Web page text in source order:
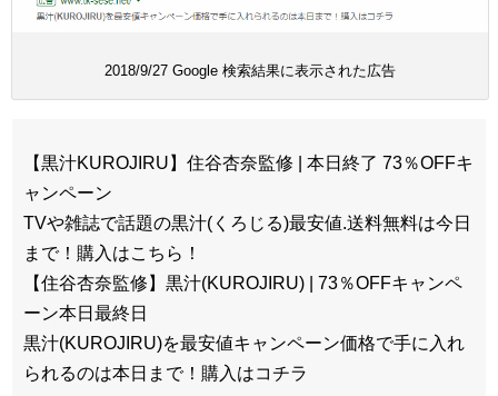
2018/9/27 Google 検索結果に表示された広告
【黒汁KUROJIRU】住谷杏奈監修 | 本日終了 73％OFFキ
ャンペーン‎
TVや雑誌で話題の黒汁(くろじる)最安値.送料無料は今日
まで！購入はこちら！
【住谷杏奈監修】黒汁(KUROJIRU) | 73％OFFキャンペ
ーン本日最終日‎
黒汁(KUROJIRU)を最安値キャンペーン価格で手に入れ
られるのは本日まで！購入はコチラ